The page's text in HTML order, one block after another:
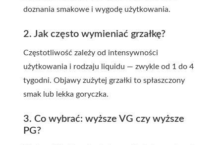
doznania smakowe i wygodę użytkowania.
2. Jak często wymieniać grzałkę?
Częstotliwość zależy od intensywności
użytkowania i rodzaju liquidu — zwykle od 1 do 4
tygodni. Objawy zużytej grzałki to spłaszczony
smak lub lekka goryczka.
3. Co wybrać: wyższe VG czy wyższe
PG?